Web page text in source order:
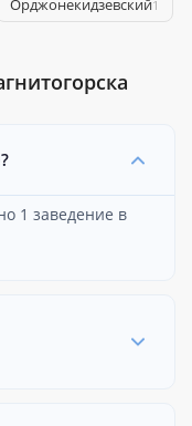
Орджонекидзевский1
1 заведение в